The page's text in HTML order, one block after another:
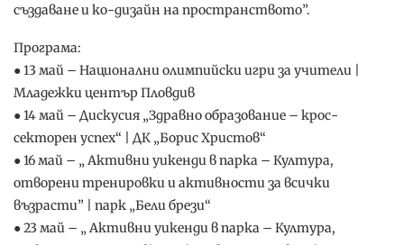
създаване и ко-дизайн на пространството”.
Програма:
● 13 май – Национални олимпийски игри за учители |
Младежки център Пловдив
● 14 май – Дискусия „Здравно образование – крос-
секторен успех“ | ДК „Борис Христов“
● 16 май – „ Активни уикенди в парка – Култура,
отворени тренировки и активности за всички
възрасти” | парк „Бели брези“
● 23 май – „ Активни уикенди в парка – Култура,